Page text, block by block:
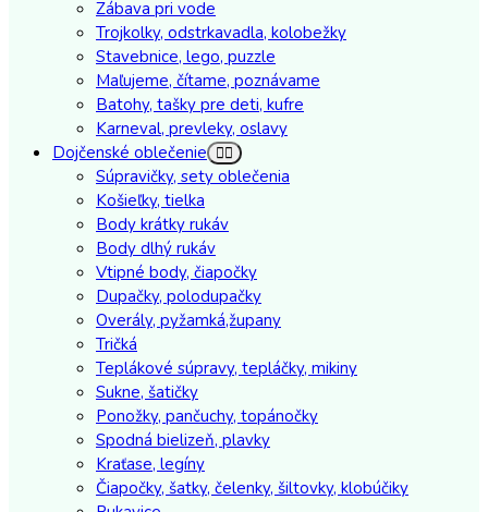
Zábava pri vode
Trojkolky, odstrkavadla, kolobežky
Stavebnice, lego, puzzle
Maľujeme, čítame, poznávame
Batohy, tašky pre deti, kufre
Karneval, prevleky, oslavy
Dojčenské oblečenie
Súpravičky, sety oblečenia
Košieľky, tielka
Body krátky rukáv
Body dlhý rukáv
Vtipné body, čiapočky
Dupačky, polodupačky
Overály, pyžamká,župany
Tričká
Teplákové súpravy, tepláčky, mikiny
Sukne, šatičky
Ponožky, pančuchy, topánočky
Spodná bielizeň, plavky
Kraťase, legíny
Čiapočky, šatky, čelenky, šiltovky, klobúčiky